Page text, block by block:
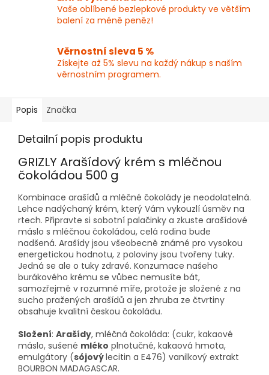
Vaše oblíbené bezlepkové produkty ve větším
balení za méně peněz!
Věrnostní sleva 5 %
Získejte až 5% slevu na každý nákup s naším
věrnostním programem.
Popis Značka
Detailní popis produktu
GRIZLY Arašídový krém s mléčnou
čokoládou 500 g
Kombinace arašídů a mléčné čokolády je neodolatelná.
Lehce nadýchaný krém, který Vám vykouzlí úsměv na
rtech. Připravte si sobotní palačinky a zkuste arašídové
máslo s mléčnou čokoládou, celá rodina bude
nadšená. Arašídy jsou všeobecně známé pro vysokou
energetickou hodnotu, z poloviny jsou tvořeny tuky.
Jedná se ale o tuky zdravé. Konzumace našeho
burákového krému se vůbec nemusíte bát,
samozřejmě v rozumné míře, protože je složené z na
sucho pražených arašídů a jen zhruba ze čtvrtiny
obsahuje kvalitní českou čokoládu.
Složení: Arašídy, mléčná čokoláda: (cukr, kakaové
máslo, sušené mléko plnotučné, kakaová hmota,
emulgátory (sójovýlecitin a E476) vanilkový extrakt
BOURBON MADAGASCAR.